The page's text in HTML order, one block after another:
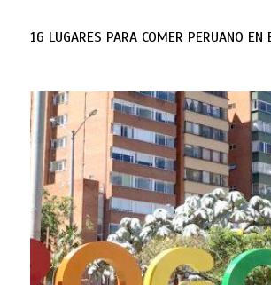
16 LUGARES PARA COMER PERUANO EN